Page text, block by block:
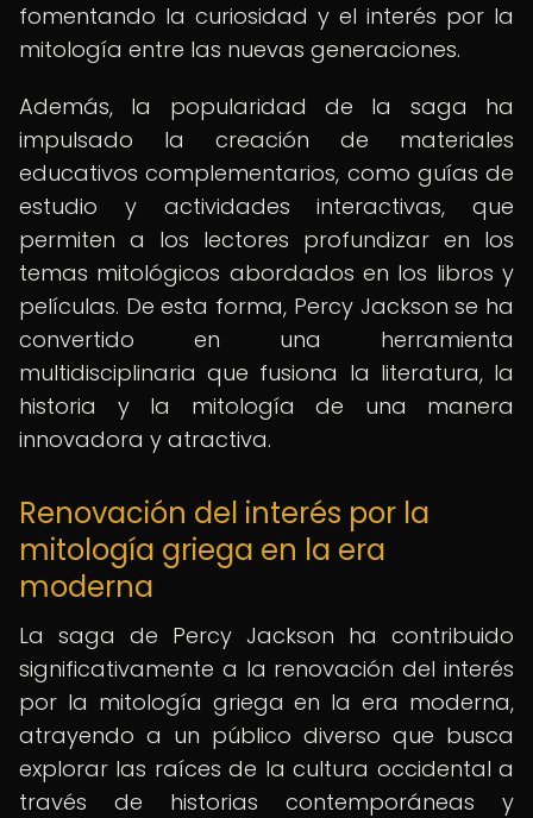
fomentando la curiosidad y el interés por la
mitología entre las nuevas generaciones.
Además, la popularidad de la saga ha
impulsado la creación de materiales
educativos complementarios, como guías de
estudio y actividades interactivas, que
permiten a los lectores profundizar en los
temas mitológicos abordados en los libros y
películas. De esta forma, Percy Jackson se ha
convertido en una herramienta
multidisciplinaria que fusiona la literatura, la
historia y la mitología de una manera
innovadora y atractiva.
Renovación del interés por la
mitología griega en la era
moderna
La saga de Percy Jackson ha contribuido
significativamente a la renovación del interés
por la mitología griega en la era moderna,
atrayendo a un público diverso que busca
explorar las raíces de la cultura occidental a
través de historias contemporáneas y